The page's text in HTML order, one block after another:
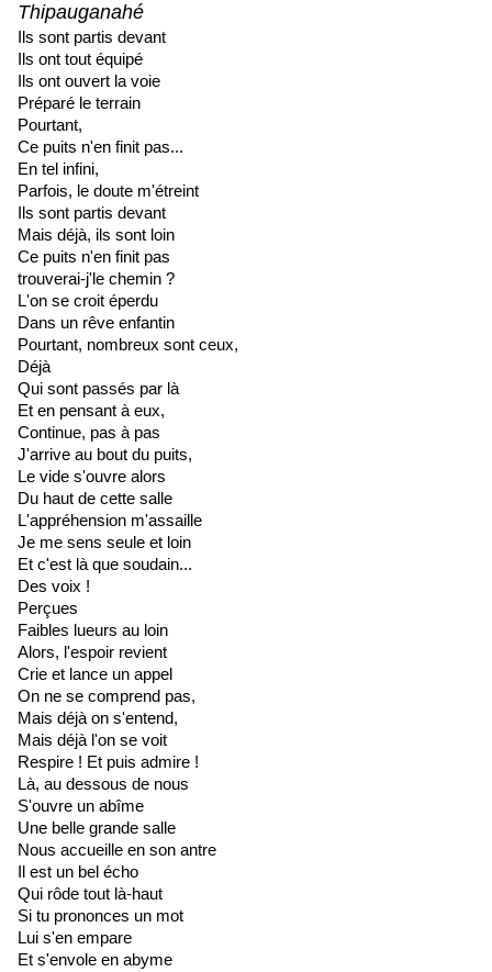
Thipauganahé
Ils sont partis devant
Ils ont tout équipé
Ils ont ouvert la voie
Préparé le terrain
Pourtant,
Ce puits n'en finit pas...
En tel infini,
Parfois, le doute m'étreint
Ils sont partis devant
Mais déjà, ils sont loin
Ce puits n'en finit pas
trouverai-j'le chemin ?
L'on se croit éperdu
Dans un rêve enfantin
Pourtant, nombreux sont ceux,
Déjà
Qui sont passés par là
Et en pensant à eux,
Continue, pas à pas
J'arrive au bout du puits,
Le vide s'ouvre alors
Du haut de cette salle
L'appréhension m'assaille
Je me sens seule et loin
Et c'est là que soudain...
Des voix !
Perçues
Faibles lueurs au loin
Alors, l'espoir revient
Crie et lance un appel
On ne se comprend pas,
Mais déjà on s'entend,
Mais déjà l'on se voit
Respire ! Et puis admire !
Là, au dessous de nous
S'ouvre un abîme
Une belle grande salle
Nous accueille en son antre
Il est un bel écho
Qui rôde tout là-haut
Si tu prononces un mot
Lui s'en empare
Et s'envole en abyme